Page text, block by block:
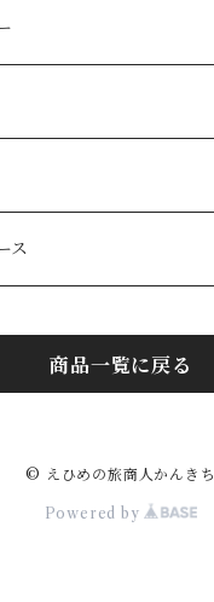
限定]
ス
商品一覧に戻る
© えひめの旅商人かんきち
Powered by